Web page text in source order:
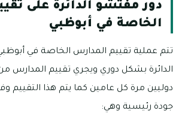
دور مفتشو الدائرة على
الخاصة في أبوظبي
تتم عملية تقييم المدارس الخاصة في
الدائرة بشكل دوري ويجري تقييم المدارس
دوليين مرة كل عامين كما يتم هذا التقييم
جودة رئيسية وهي: